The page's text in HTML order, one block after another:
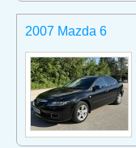
2007 Mazda 6